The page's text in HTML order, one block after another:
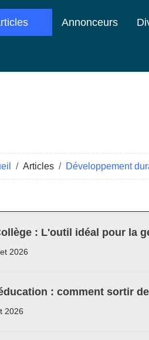
Annonceurs
Articles Développement
: L'outil idéal pour la
2026
: comment sortir
2026